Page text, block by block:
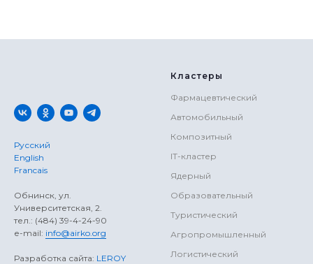
Русский
English
Francais
Обнинск, ул.
Университетская, 2.
тел.: (484) 39-4-24-90
е-mail: info@airko.org
Разработка сайта: LEROY
Кластеры
Фармацевтический
Автомобильный
Композитный
IT-кластер
Ядерный
Образовательный
Туристический
Агропромышленный
Логистический